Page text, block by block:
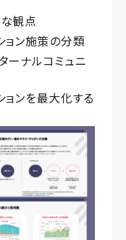
観点
ョン施策の分類
ーナルコミュニ
ョンを最大化する